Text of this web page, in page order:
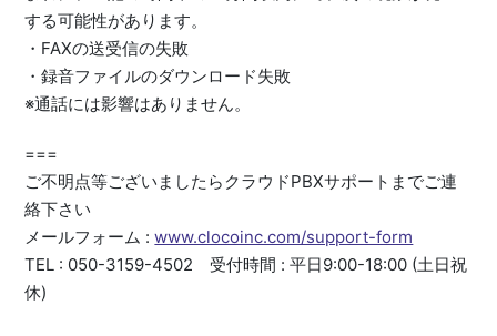
する可能性があります。
・FAXの送受信の失敗
・録音ファイルのダウンロード失敗
※通話には影響はありません。
===
ご不明点等ございましたらクラウドPBXサポートまでご連
絡下さい
メールフォーム :www.clocoinc.com/support-form
TEL : 050-3159-4502 受付時間 : 平日9:00-18:00 (土日祝
休)